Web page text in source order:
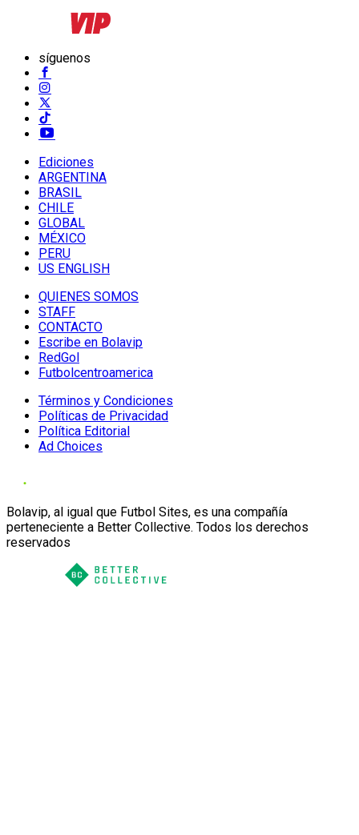
síguenos
Ediciones
ARGENTINA
BRASIL
CHILE
GLOBAL
MÉXICO
PERU
US ENGLISH
QUIENES SOMOS
STAFF
CONTACTO
Escribe en Bolavip
RedGol
Futbolcentroamerica
Términos y Condiciones
Políticas de Privacidad
Política Editorial
Ad Choices
Bolavip, al igual que Futbol Sites, es una compañía
perteneciente a Better Collective. Todos los derechos
reservados